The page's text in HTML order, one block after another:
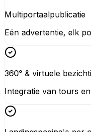
Multiportaalpublicatie
Eén advertentie, elk
360° & virtuele
Integratie van tours